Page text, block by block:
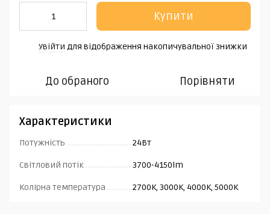
Купити
Увійти для відображення накопичувальної знижки
До обраного Порівняти
Характеристики
Потужність 24Вт
Світловий потік 3700-4150lm
Колірна температура 2700K, 3000K, 4000K, 5000K